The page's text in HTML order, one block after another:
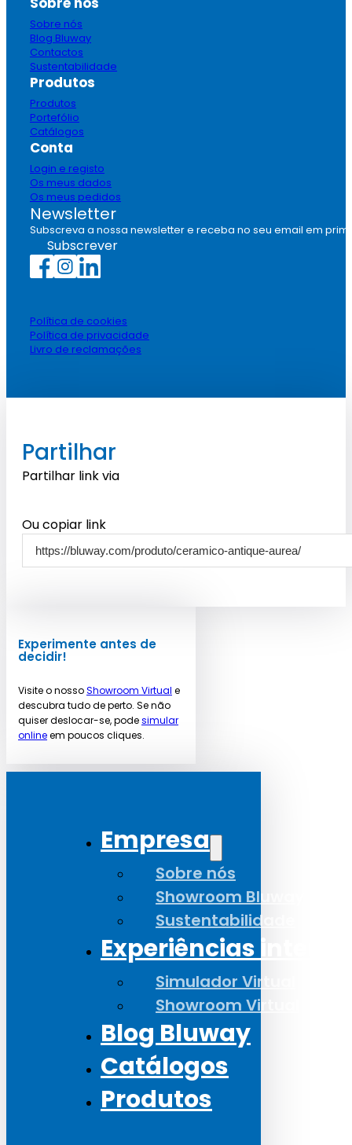
Sobre nós
Blog Bluway
Contactos
Sustentabilidade
Produtos
Produtos
Portefólio
Catálogos
Conta
Login e registo
Os meus dados
Os meus pedidos
Newsletter
Subscreva a nossa newsletter e receba no seu email em
Subscrever
Política de cookies
Política de privacidade
Livro de reclamações
Partilhar
Partilhar link via
Ou copiar link
Experimente antes de
decidir!
Visite o nossoShowroom Virtual e
descubra tudo de perto. Se não
quiser deslocar-se, podesimular
onlineem poucos cliques.
Empresa
Sobre nós
Showroom Bluway
Sustentabilidade
Experiências
Simulador Virtual
Showroom Virtual
Blog Bluway
Catálogos
Produtos